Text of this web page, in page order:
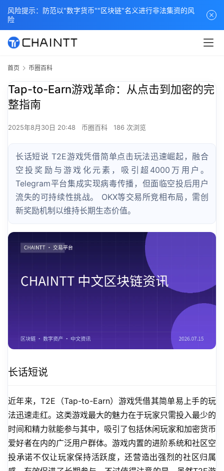
首页 币圈百科
Tap-to-Earn游戏革命：从点击到加密的完
整指南
2025年8月30日 20:48 币圈百科 186 次浏览
长话短说 T2E游戏凭借简单点击玩法迅速崛起，融合
空投奖励与游戏化元素，吸引超4000万用户。
Telegram平台集成实现病毒传播，但面临空投后用户
流失的可持续性挑战。 OKX等交易所竞相布局，需创
新奖励机制以维持长期生态价值。
长话短说
近年来，T2E（Tap-to-Earn）游戏凭借其简单易上手的玩
法迅速走红。这类游戏最大的魅力在于玩家只需投入最少的
时间和精力就能参与其中，吸引了包括休闲玩家和加密货币
爱好者在内的广泛用户群体。游戏内置的进阶系统和社区空
投承诺不仅让玩家保持活跃度，还营造出强烈的社区归属
风险提示：防范以"数字货币""区块链"名义进行非法集资的风
险